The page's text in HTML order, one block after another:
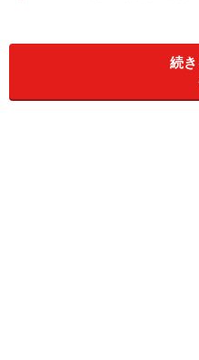
「返信をすぐに行うべき
でない場合でも、早すぎ
続